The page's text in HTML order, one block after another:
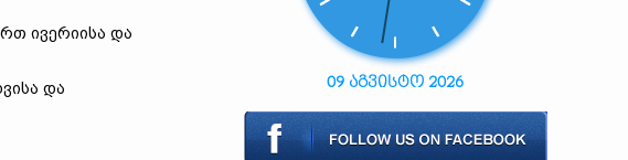
ივერიისა და
და
09 აგვისტო 2026